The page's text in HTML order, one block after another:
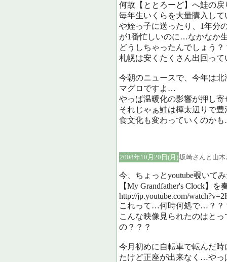
何故【ととろーど】へ鮭の
毎年生いくらを大量購入し
や姪っ子に送ったり、1年分
が1番忙しいのに…なかなか
どうしちゃったんでしょう
札幌は安くたくさん出回っ
今朝のニュースで、今年は
マグロですよ…
やっぱ温暖化の影響が押し
それじゃぁ鮭は樺太辺りで
食文化も変わっていくのか
2008年10月20日(月)坂崎さんと山
今、ちょっとyoutube覗いて
【My Grandfather's Clock
http://jp.youtube.com/
これって…何時何処で…？？
こんな映像見られたのはと
の？？？
今月初めに自転車で転んだ
たけど正座が出来なく…やっ